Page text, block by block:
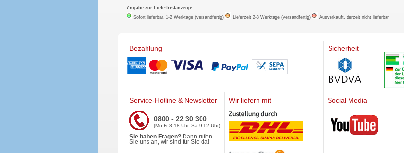
Angabe zur Lieferfristanzeige
Sofort lieferbar, 1-2 Werktage (versandfertig)
Lieferzeit 2-3 Werktage (versandfertig) Ausverkauft, derzeit nicht lieferbar
Bezahlung Sicherheit
Service-Hotline & Newsletter
0800 - 22 30 300
(Mo-Fr 8-18 Uhr, Sa 9-12 Uhr)
Sie haben Fragen? Dann rufen
Sie uns an, wir sind für Sie da!
Wir liefern mit Social Media
Mediherz